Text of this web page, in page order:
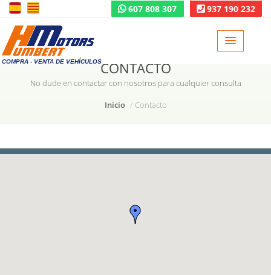
937 190 232
607 808 307
COMPRA - VENTA DE VEHÍCULOSCONTACTO
No dude en contactar con nosotros para cualquier consulta
Inicio
Contacto